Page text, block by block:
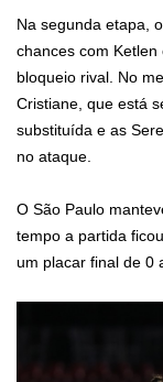
Na segunda etapa,
chances com
bloqueio rival. No
Cristiane, que está
substituída e as
no ataque.
O São Paulo
tempo a partida
um placar final de 0